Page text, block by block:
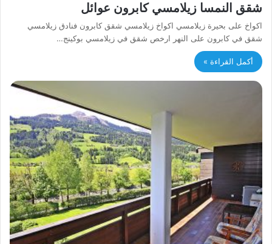
شقق النمسا زيلامسي كابرون عوائل
اكواخ على بحيرة زيلامسي اكواخ زيلامسي شقق كابرون فنادق زيلامسي
شقق في كابرون على النهر ارخص شقق في زيلامسي بوكينج…
أكمل القراءة »